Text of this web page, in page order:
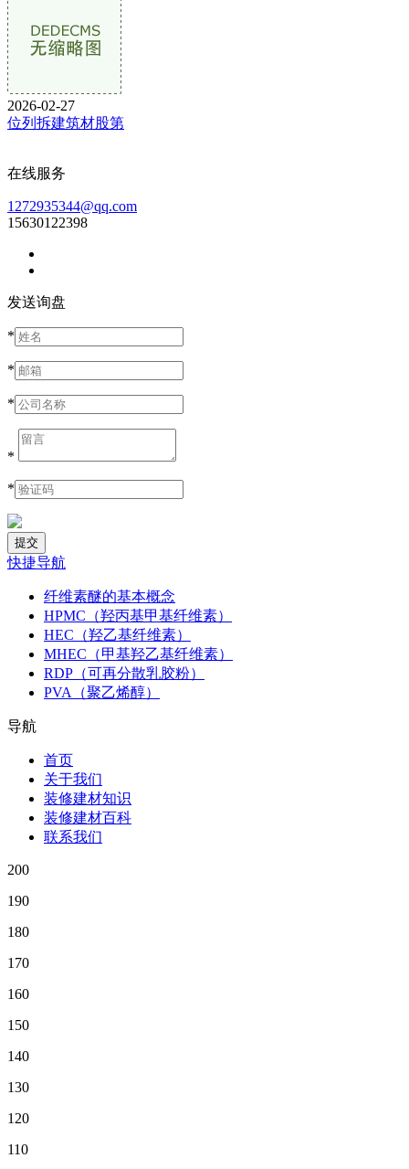
2026-02-27
位列拆建筑材股第
在线服务
1272935344@qq.com
15630122398
发送询盘
*
*
*
*
*
快捷导航
纤维素醚的基本概念
HPMC（羟丙基甲基纤维素）
HEC（羟乙基纤维素）
MHEC（甲基羟乙基纤维素）
RDP（可再分散乳胶粉）
PVA（聚乙烯醇）
导航
首页
关于我们
装修建材知识
装修建材百科
联系我们
200
190
180
170
160
150
140
130
120
110